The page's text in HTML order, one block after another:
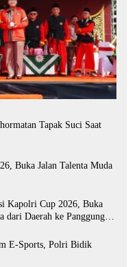
Tapak Suci Saat
Kapolri Cup 2026, Buka
dari Daerah ke Panggung